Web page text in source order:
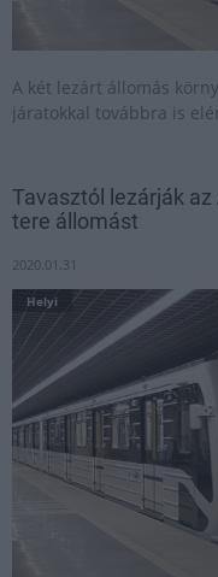
A két lezárt állomás
járatokkal továbbra is
Tavasztól lezárják
tere állomást
2020.01.31
Helyi